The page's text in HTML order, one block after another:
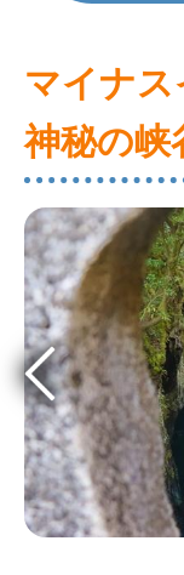
マイナ
神秘の峡